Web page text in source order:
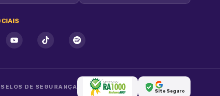
SELOS DE SEGURANÇA
Site Seguro